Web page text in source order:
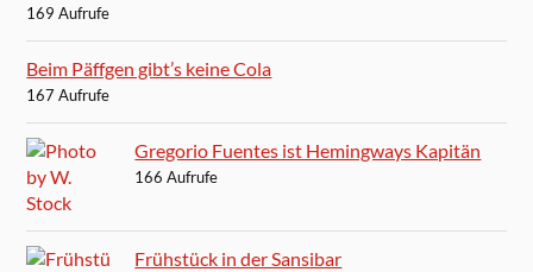
169 Aufrufe
Beim Päffgen gibt’s keine Cola
167 Aufrufe
Gregorio Fuentes ist Hemingways Kapitän
166 Aufrufe
Frühstück in der Sansibar